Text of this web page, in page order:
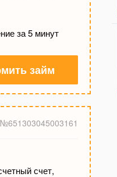
за 5 минут
займ
счет,